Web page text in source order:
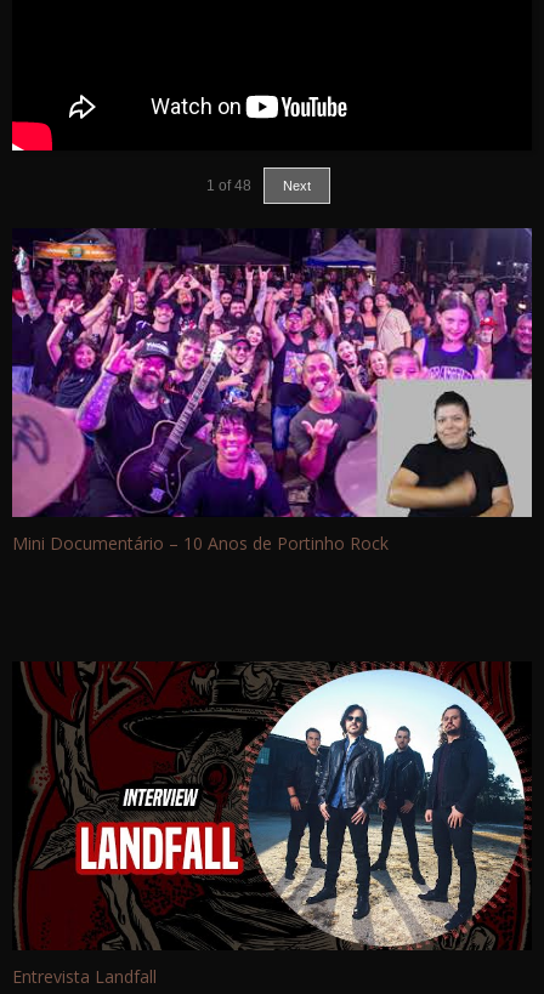
1 of 48 Next
Mini Documentário – 10 Anos de Portinho Rock
Entrevista Landfall